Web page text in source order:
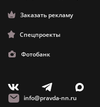
Заказать рекламу
Спецпроекты
Фотобанк
V T X
info@pravda-nn.ru